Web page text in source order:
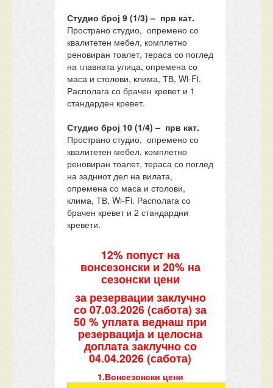
Студио број9 (1/3) – прв кат.
Пространо студио, опремено со
квалитетен мебел, комплетно
реновиран тоалет, тераса со поглед
на главната улица, опремена со
маса и столови, клима, ТВ, Wi-Fi.
Располага со брачен кревет и 1
стандарден кревет.
Студио број 10 (1/4) – прв кат.
Пространо студио, опремено со
квалитетен мебел, комплетно
реновиран тоалет, тераса со поглед
на задниот дел на вилата,
опремена со маса и столови,
клима, ТВ, Wi-Fi. Располага со
брачен кревет и 2 стандардни
кревети.
12% попуст на
вонсезонски и 20% на
сезонски цени
за резервации заклучно
со 07.03.2026 (сабота) за
50 % уплата веднаш при
резервација и целосна
доплата заклучно со
04.04.2026 (сабота)
1.Вонсезонски цени